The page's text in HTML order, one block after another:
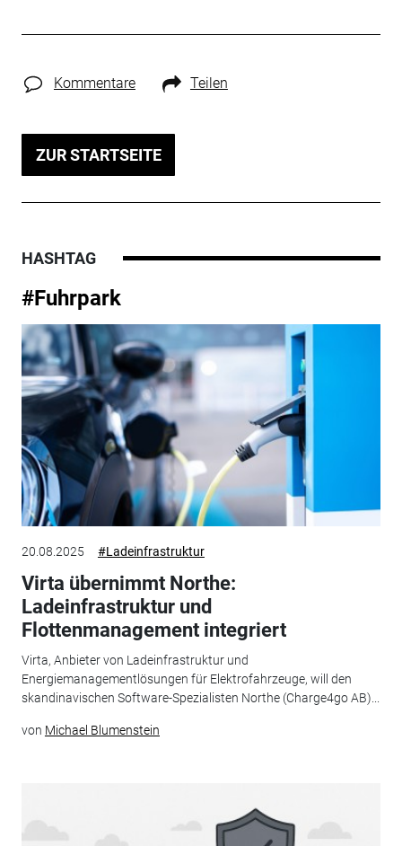
Kommentare Teilen
ZUR STARTSEITE
HASHTAG
#Fuhrpark
20.08.2025 #Ladeinfrastruktur
Virta übernimmt Northe:
Ladeinfrastruktur und
Flottenmanagement integriert
Virta, Anbieter von Ladeinfrastruktur und
Energiemanagementlösungen für Elektrofahrzeuge, will den
skandinavischen Software-Spezialisten Northe (Charge4go AB)...
von Michael Blumenstein